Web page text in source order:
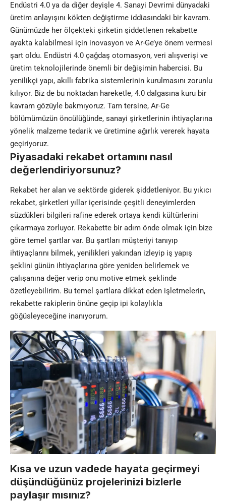
Endüstri 4.0 ya da diğer deyişle 4. Sanayi Devrimi dünyadaki
üretim anlayışını kökten değiştirme iddiasındaki bir kavram.
Günümüzde her ölçekteki şirketin şiddetlenen rekabette
ayakta kalabilmesi için inovasyon ve Ar-Ge’ye önem vermesi
şart oldu. Endüstri 4.0 çağdaş otomasyon, veri alışverişi ve
üretim teknolojilerinde önemli bir değişimin habercisi. Bu
yenilikçi yapı, akıllı fabrika sistemlerinin kurulmasını zorunlu
kılıyor. Biz de bu noktadan hareketle, 4.0 dalgasına kuru bir
kavram gözüyle bakmıyoruz. Tam tersine, Ar-Ge
bölümümüzün öncülüğünde, sanayi şirketlerinin ihtiyaçlarına
yönelik malzeme tedarik ve üretimine ağırlık vererek hayata
geçiriyoruz.
Piyasadaki rekabet ortamını nasıl
değerlendiriyorsunuz?
Rekabet her alan ve sektörde giderek şiddetleniyor. Bu yıkıcı
rekabet, şirketleri yıllar içerisinde çeşitli deneyimlerden
süzdükleri bilgileri rafine ederek ortaya kendi kültürlerini
çıkarmaya zorluyor. Rekabette bir adım önde olmak için bize
göre temel şartlar var. Bu şartları müşteriyi tanıyıp
ihtiyaçlarını bilmek, yenilikleri yakından izleyip iş yapış
şeklini günün ihtiyaçlarına göre yeniden belirlemek ve
çalışanına değer verip onu motive etmek şeklinde
özetleyebilirim. Bu temel şartlara dikkat eden işletmelerin,
rekabette rakiplerin önüne geçip ipi kolaylıkla
göğüsleyeceğine inanıyorum.
Kısa ve uzun vadede hayata geçirmeyi
düşündüğünüz projelerinizi bizlerle
paylaşır mısınız?